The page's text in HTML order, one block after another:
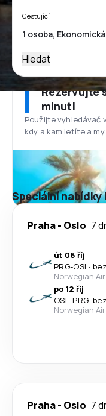
Cestující
Hledat
Rezervujte
minut!
Použijte vyhledávač
kdy a kam letíte a
Speciální nabídky
Praha- Oslo 7
út 06 říj
PRG-OSL·
Norwegian
po 12 říj
OSL-PRG·
Norwegian
Praha- Oslo 7